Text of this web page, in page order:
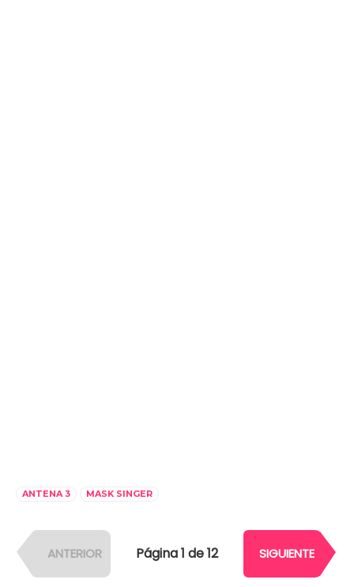
ANTENA 3 MASK SINGER
ANTERIOR Página 1 de 12 SIGUIENTE